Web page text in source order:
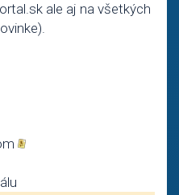
ale aj na všetkých